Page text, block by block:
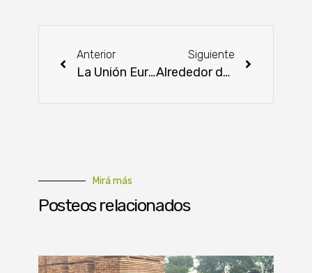
Anterior
La Unión Europea hará la Semana de Acción Ambiental 2022
Siguiente
Alrededor de 1.236 mipymes concursarán por un fondo no reembolsable de USD 2.400
Mirá más
Posteos relacionados